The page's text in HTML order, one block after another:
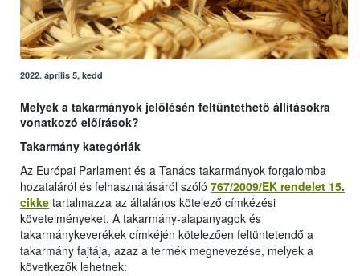
2022. április 5, kedd
Melyek a takarmányok jelölésén feltüntethető állításokra
vonatkozó előírások?
Takarmány kategóriák
Az Európai Parlament és a Tanács takarmányok forgalomba
hozataláról és felhasználásáról szóló 767/2009/EK rendelet 15.
cikke tartalmazza az általános kötelező címkézési
követelményeket. A takarmány-alapanyagok és
takarmánykeverékek címkéjén kötelezően feltüntetendő a
takarmány fajtája, azaz a termék megnevezése, melyek a
következők lehetnek: